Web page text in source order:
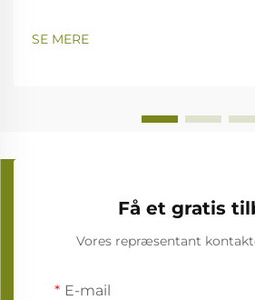
SE MERE
Få et gratis
Vores repræsentant
E-mail